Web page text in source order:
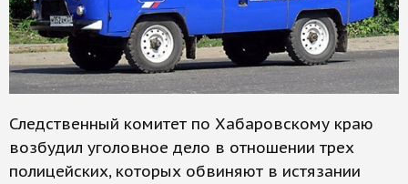
Следственный комитет по Хабаровскому краю
возбудил уголовное дело в отношении трех
полицейских, которых обвиняют в истязании